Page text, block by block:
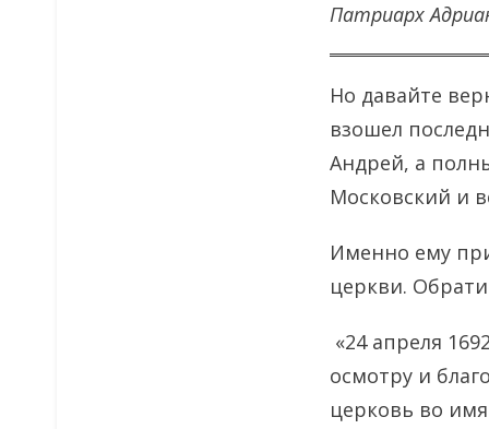
Патриарх
Но давайте
взошел
Андрей, а
Московский и
Именно ему
церкви.
«24 апреля
осмотру и
церковь во